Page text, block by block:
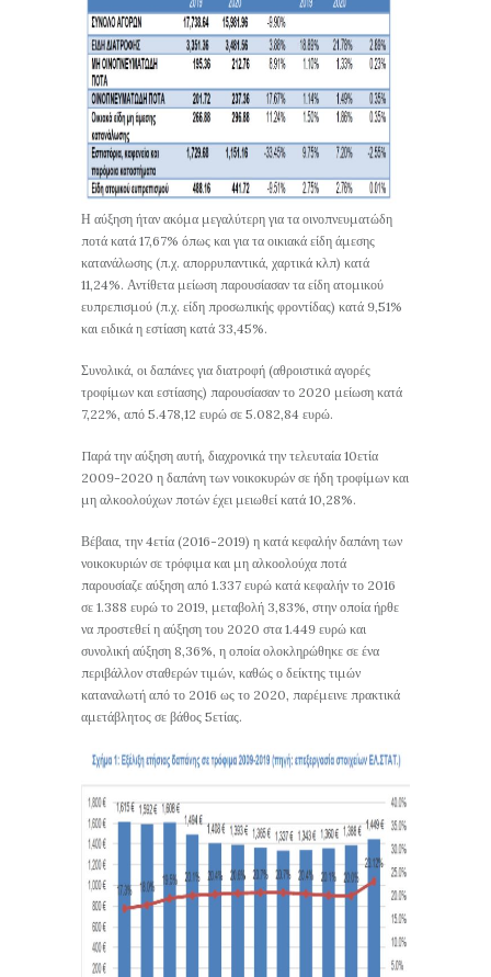
Η αύξηση ήταν ακόμα μεγαλύτερη για τα οινοπνευματώδη
ποτά κατά 17,67% όπως και για τα οικιακά είδη άμεσης
κατανάλωσης (π.χ. απορρυπαντικά, χαρτικά κλπ) κατά
11,24%. Αντίθετα μείωση παρουσίασαν τα είδη ατομικού
ευπρεπισμού (π.χ. είδη προσωπικής φροντίδας) κατά 9,51%
και ειδικά η εστίαση κατά 33,45%.
Συνολικά, οι δαπάνες για διατροφή (αθροιστικά αγορές
τροφίμων και εστίασης) παρουσίασαν το 2020 μείωση κατά
7,22%, από 5.478,12 ευρώ σε 5.082,84 ευρώ.
Παρά την αύξηση αυτή, διαχρονικά την τελευταία 10ετία
2009-2020 η δαπάνη των νοικοκυρών σε ήδη τροφίμων και
μη αλκοολούχων ποτών έχει μειωθεί κατά 10,28%.
Βέβαια, την 4ετία (2016-2019) η κατά κεφαλήν δαπάνη των
νοικοκυριών σε τρόφιμα και μη αλκοολούχα ποτά
παρουσίαζε αύξηση από 1.337 ευρώ κατά κεφαλήν το 2016
σε 1.388 ευρώ το 2019, μεταβολή 3,83%, στην οποία ήρθε
να προστεθεί η αύξηση του 2020 στα 1.449 ευρώ και
συνολική αύξηση 8,36%, η οποία ολοκληρώθηκε σε ένα
περιβάλλον σταθερών τιμών, καθώς ο δείκτης τιμών
καταναλωτή από το 2016 ως το 2020, παρέμεινε πρακτικά
αμετάβλητος σε βάθος 5ετίας.